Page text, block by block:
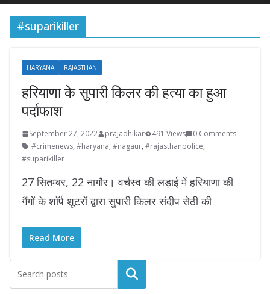
#suparikiller
HARYANA RAJASTHAN
हरियाणा के सुपारी किलर की हत्या का हुआ
पर्दाफाश
September 27, 2022 prajadhikar 491 Views
0 Comments
#crimenews, #haryana, #nagaur, #rajasthanpolice,
#suparikiller
27 सितम्बर, 22 नागौर। वर्चस्व की लड़ाई में हरियाणा की
गैंगों के शाॅर्प शूटरों द्वारा सुपारी किलर संदीप सेठी की
Read More